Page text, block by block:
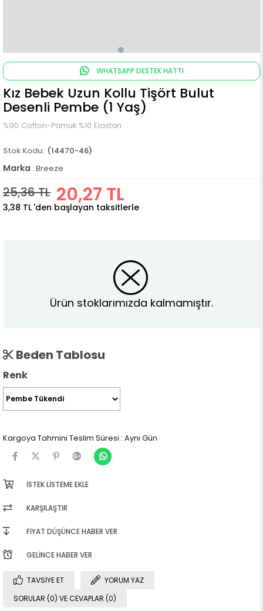
WHATSAPP DESTEK HATTI
Kız Bebek Uzun Kollu Tişört Bulut
Desenli Pembe (1 Yaş)
%90 Cotton-Pamuk %10 Elastan
(14470-46)
Marka : Breeze
25,36 TL 20,27 TL
3,38 TL 'den başlayan taksitlerle
Ürün stoklarımızda kalmamıştır.
Beden Tablosu
Renk
Kargoya Tahmini Teslim Süresi : Aynı Gün
İSTEK LISTEME EKLE
KARŞILAŞTIR
FIYAT DÜŞÜNCE HABER VER
GELINCE HABER VER
TAVSIYE ET
YORUM YAZ
SORULAR (0) VE CEVAPLAR (0)